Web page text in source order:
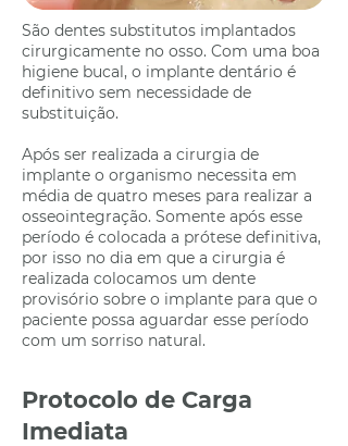
São dentes substitutos implantados
cirurgicamente no osso. Com uma boa
higiene bucal, o implante dentário é
definitivo sem necessidade de
substituição.
Após ser realizada a cirurgia de
implante o organismo necessita em
média de quatro meses para realizar a
osseointegração. Somente após esse
período é colocada a prótese definitiva,
por isso no dia em que a cirurgia é
realizada colocamos um dente
provisório sobre o implante para que o
paciente possa aguardar esse período
com um sorriso natural.
Protocolo de Carga
Imediata